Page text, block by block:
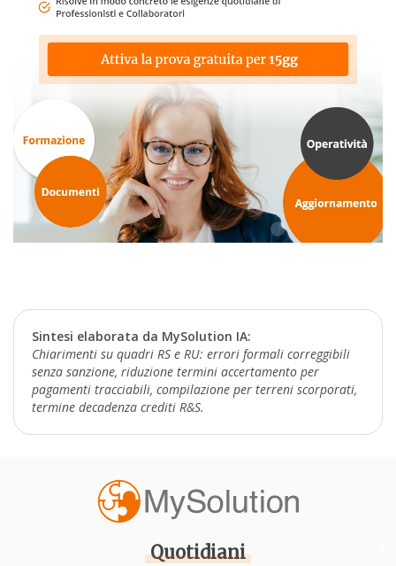
Sintesi elaborata da MySolution IA:
Chiarimenti su quadri RS e RU: errori formali correggibili
senza sanzione, riduzione termini accertamento per
pagamenti tracciabili, compilazione per terreni scorporati,
termine decadenza crediti R&S.
Quotidiani